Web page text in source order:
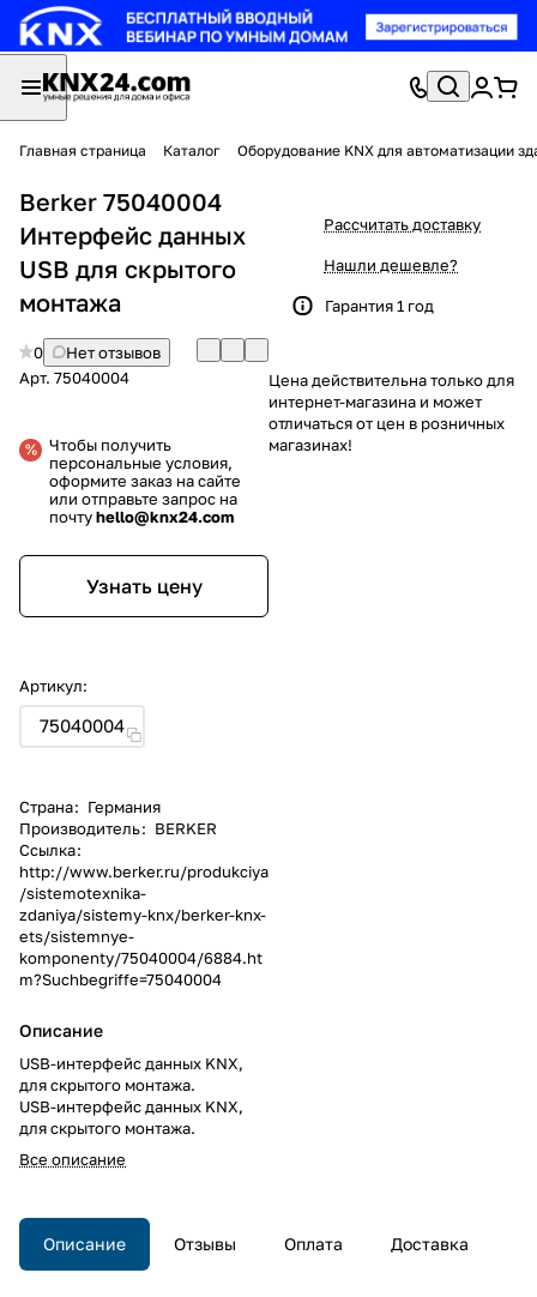
Главная страница Каталог Оборудование KNX для автоматизации
Berker 75040004
Интерфейс данных
USB для скрытого
монтажа
0
Нет отзывов
Арт. 75040004
Чтобы получить
персональные условия,
оформите заказ на сайте
или отправьте запрос на
почтуhello@knx24.com
Узнать цену
Артикул:
75040004
Страна: Германия
Производитель: BERKER
Ссылка:
http://www.berker.ru/produkciya
/sistemotexnika-
zdaniya/sistemy-knx/berker-knx-
ets/sistemnye-
komponenty/75040004/6884.ht
m?Suchbegriffe=75040004
Описание
USB-интерфейс данных KNX,
для скрытого монтажа.
USB-интерфейс данных KNX,
для скрытого монтажа.
Все описание
Рассчитать доставку
Нашли дешевле?
Гарантия 1 год
Цена действительна только для
интернет-магазина и может
отличаться от цен в розничных
магазинах!
Описание Отзывы Оплата Доставка